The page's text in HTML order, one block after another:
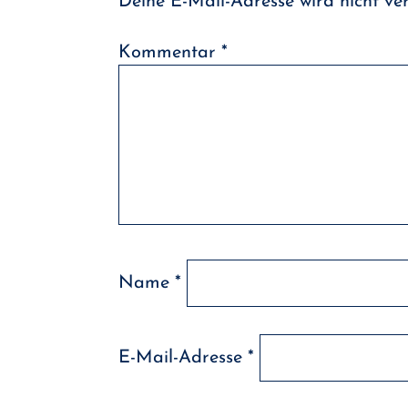
Kommentar *
Name *
E-Mail-Adresse *